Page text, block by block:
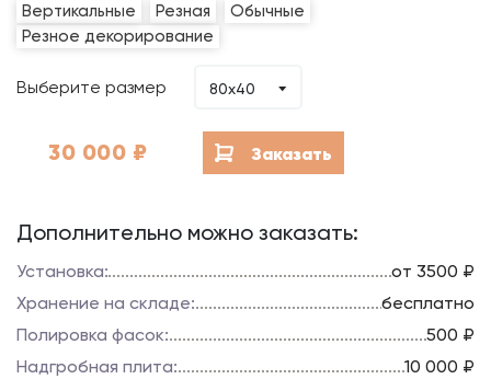
Вертикальные Резная
Обычные
Резное декорирование
Выберите размер 80x40
30 000 ₽ Заказать
Дополнительно можно заказать:
Установка:
от 3500 ₽
Хранение на складе:
бесплатно
Полировка фасок:
500 ₽
Надгробная плита:
10 000 ₽